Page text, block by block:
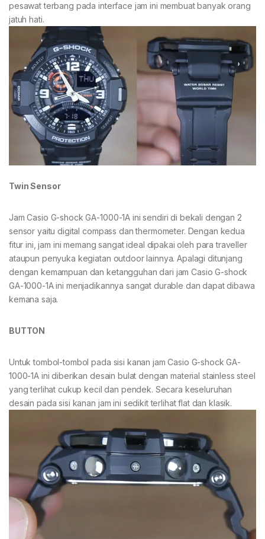
pesawat terbang pada interface jam ini membuat banyak orang
jatuh hati.
Twin Sensor
Jam Casio G-shock GA-1000-1A ini sendiri di bekali dengan 2
sensor yaitu digital compass dan thermometer. Dengan kedua
fitur ini, jam ini memang sangat ideal dipakai oleh para traveller
ataupun penyuka kegiatan outdoor lainnya. Apalagi ditunjang
dengan kemampuan dan ketangguhan dari jam Casio G-shock
GA-1000-1A ini menjadikannya sangat durable dan dapat dibawa
kemana saja.
BUTTON
Untuk tombol-tombol pada sisi kanan jam Casio G-shock GA-
1000-1A ini diberikan desain bulat dengan material stainless steel
yang terlihat cukup kecil dan pendek. Secara keseluruhan
desain pada sisi kanan jam ini sedikit terlihat flat dan klasik.